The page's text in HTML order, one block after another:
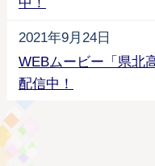
2021年9月24日
WEBムービー「県北
配信中！